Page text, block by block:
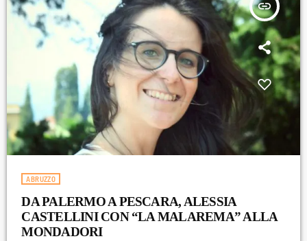
insert_link
ABRUZZO
DA PALERMO A PESCARA, ALESSIA
CASTELLINI CON “LA MALAREMA” ALLA
MONDADORI